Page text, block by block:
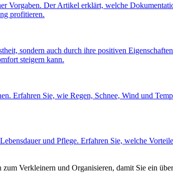
Vorgaben. Der Artikel erklärt, welche
profitieren.
sondern auch durch ihre positiven
steigern kann.
Erfahren Sie, wie Regen, Schnee, Wind und
und Pflege. Erfahren Sie, welche
Verkleinern und Organisieren, damit Sie ein